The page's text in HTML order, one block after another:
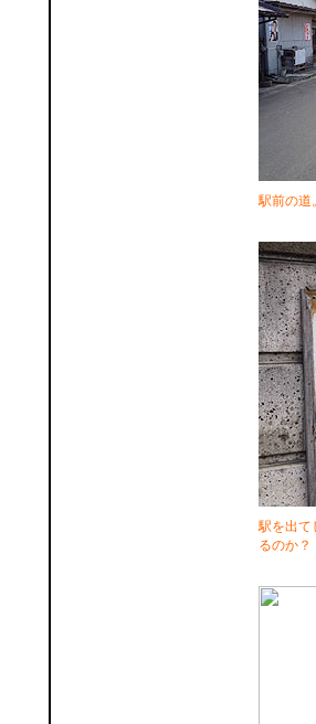
駅前の道
駅を出て
るのか？